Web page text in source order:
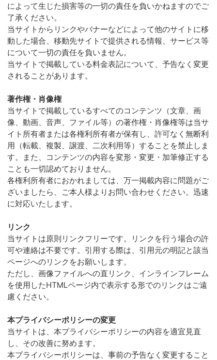
によって生じた損害等の一切の責任を負いかねますのでご
了承ください。
当サイトからリンクやバナーなどによって他のサイトに移
動した場合、移動先サイトで提供される情報、サービス等
について一切の責任を負いません。
当サイトで掲載している料金表記について、予告なく変更
されることがあります。
著作権・肖像権
当サイトで掲載しているすべてのコンテンツ（文章、画
像、動画、音声、ファイル等）の著作権・肖像権等は当サ
イト所有者または各権利所有者が保有し、許可なく無断利
用（転載、複製、譲渡、二次利用等）することを禁止しま
す。また、コンテンツの内容を変形・変更・加筆修正する
ことも一切認めておりません。
各権利所有者におかれましては、万一掲載内容に問題がご
ざいましたら、ご本人様よりお問い合わせください。迅速
に対応いたします。
リンク
当サイトは原則リンクフリーです。リンクを行う場合の許
可や連絡は不要です。引用する際は、引用元の明記と該当
ページへのリンクをお願いします。
ただし、画像ファイルへの直リンク、インラインフレーム
を使用したHTMLページ内で表示する形でのリンクはご遠
慮ください。
本プライバシーポリシーの変更
当サイトは、本プライバシーポリシーの内容を適宜見直
し、その改善に努めます。
本プライバシーポリシーは、事前の予告なく変更すること